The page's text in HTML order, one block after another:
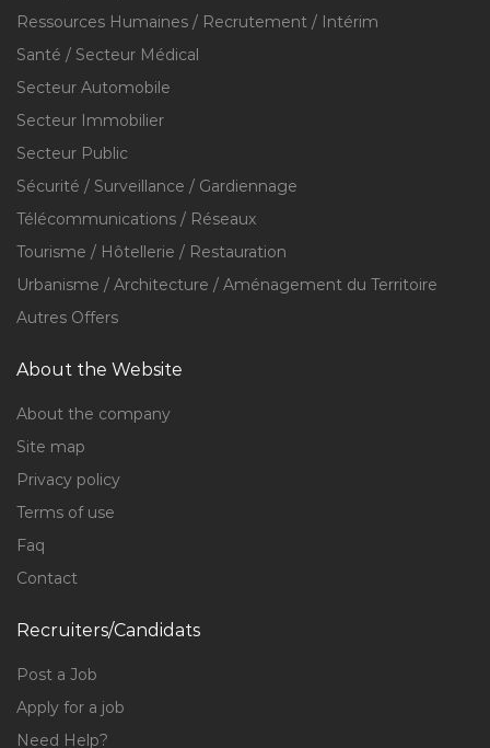
Ressources Humaines / Recrutement / Intérim
Santé / Secteur Médical
Secteur Automobile
Secteur Immobilier
Secteur Public
Sécurité / Surveillance / Gardiennage
Télécommunications / Réseaux
Tourisme / Hôtellerie / Restauration
Urbanisme / Architecture / Aménagement du Territoire
Autres Offers
About the Website
About the company
Site map
Privacy policy
Terms of use
Faq
Contact
Recruiters/Candidats
Post a Job
Apply for a job
Need Help?